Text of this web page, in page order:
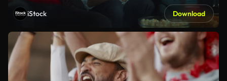
iStock Download